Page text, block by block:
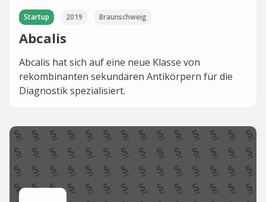
Startup 2019 Braunschweig
Abcalis
Abcalis hat sich auf eine neue Klasse von
rekombinanten sekundären Antikörpern für die
Diagnostik spezialisiert.